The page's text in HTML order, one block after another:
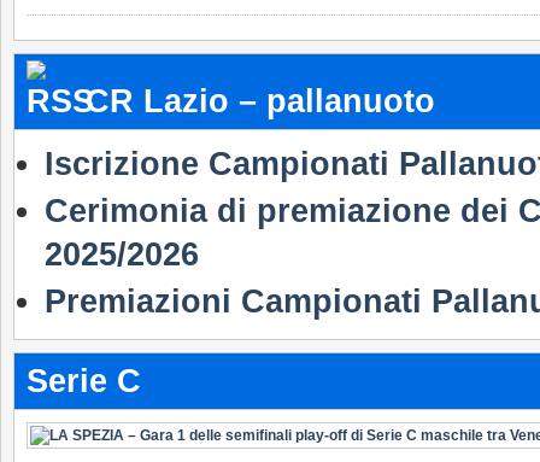
CR Lazio – pallanuoto
Iscrizione Campionati
Cerimonia di premiazione dei
2025/2026
Premiazioni Campionati
Serie C